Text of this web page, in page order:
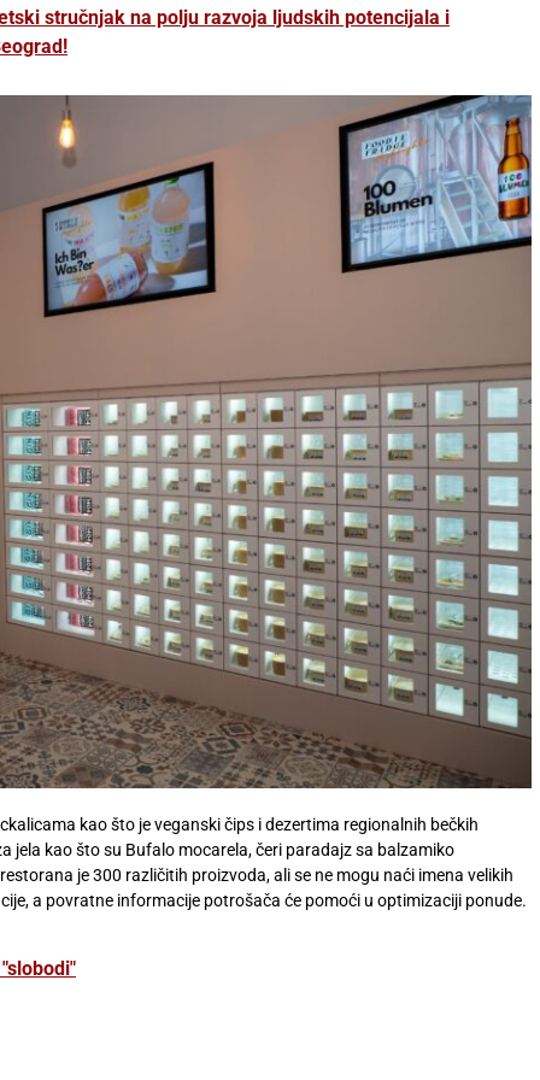
stručnjak na polju razvoja ljudskih potencijala i
kao što je veganski čips i dezertima regionalnih bečkih
jela kao što su Bufalo mocarela, čeri paradajz sa balzamiko
je 300 različitih proizvoda, ali se ne mogu naći imena velikih
a povratne informacije potrošača će pomoći u optimizaciji ponude.